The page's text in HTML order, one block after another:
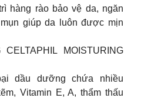
hàng rào bảo vệ da, ngăn
giúp da luôn được mịn
MOISTURING
dầu dưỡng chứa nhiều
Vitamin E, A, thẩm thấu